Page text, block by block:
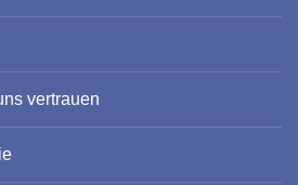
vertrauen